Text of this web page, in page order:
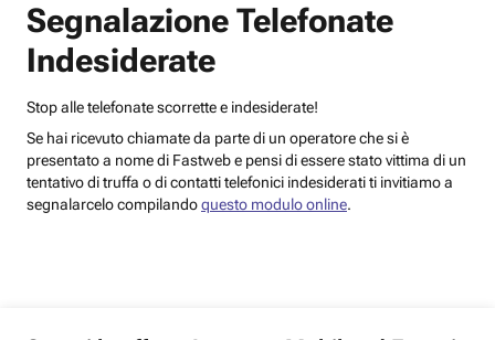
Segnalazione Telefonate
Indesiderate
Stop alle telefonate scorrette e indesiderate!
Se hai ricevuto chiamate da parte di un operatore che si è
presentato a nome di Fastweb e pensi di essere stato vittima di un
tentativo di truffa o di contatti telefonici indesiderati ti invitiamo a
segnalarcelo compilandoquesto modulo online.